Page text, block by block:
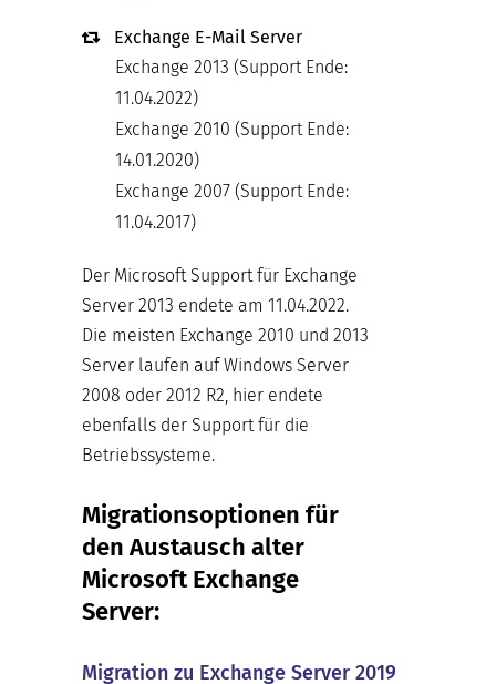
Exchange E-Mail Server
Exchange 2013 (Support Ende:
11.04.2022)
Exchange 2010 (Support Ende:
14.01.2020)
Exchange 2007 (Support Ende:
11.04.2017)
Der Microsoft Support für Exchange
Server 2013 endete am 11.04.2022.
Die meisten Exchange 2010 und 2013
Server laufen auf Windows Server
2008 oder 2012 R2, hier endete
ebenfalls der Support für die
Betriebssysteme.
Migrationsoptionen für
den Austausch alter
Microsoft Exchange
Server:
Migration zu Exchange Server 2019